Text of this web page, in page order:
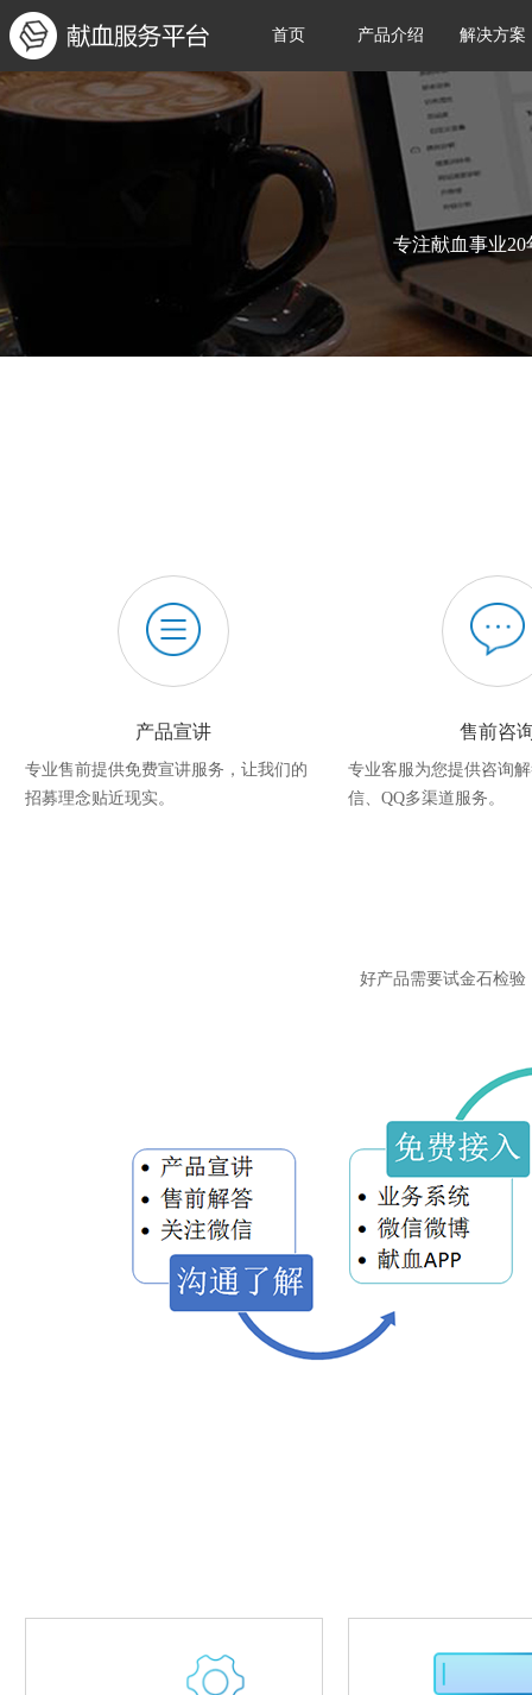
首页 产品介绍 解决方案
专注献血事业
产品宣讲
专业售前提供免费宣讲服务，让我们的
招募理念贴近现实。
售前咨
专业客服为您提供咨询
信、QQ多渠道服务。
好产品需要试金石检